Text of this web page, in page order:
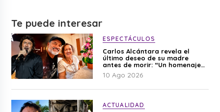
Te puede interesar
ESPECTÁCULOS
Carlos Alcántara revela el
último deseo de su madre
antes de morir: “Un homenaje
para mi mamá”
10 Ago 2026
ACTUALIDAD